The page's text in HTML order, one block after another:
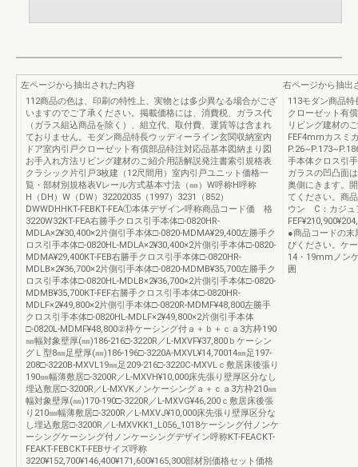
左ページから抽出された内容
112商品の色は、印刷の特性上、実物とは多少異なる場合がござ
いますのでご了承ください。掲載価格には、消費税、ガラス代
（ガラス組込商品を除く）、組立代、取付費、運賃等は含まれ
ておりません。モダン商品特長ウッディーライン玄関収納室内
ドア室内引戸クローゼット有償部品特注対応品基本図納まり図
お手入れ方法リビング建材のご紹介用語解説発注書索引規格表
クラシック片引戸3枚建（12尺間用）室内引戸ユニット価格一
覧・部材別規格表Vレール方式基本寸法（㎜）W呼称H呼称
H（DH）W（DW）32202035（1997）3231（852）
DWWDHHKT-FEBKT-FEA①本体デザイン呼称商品コード価 格
3220W32KT-FEA右勝手クロス引手本体□-0820HR-
MDLA×2¥30,400×2片側引手本体□-0820-MDMA¥29,400左勝手ク
ロス引手本体□-0820HL-MDLA×2¥30,400×2片側引手本体□-0820-
MDMA¥29,400KT-FEB右勝手クロス引手本体□-0820HR-
MDLB×2¥36,700×2片側引手本体□-0820-MDMB¥35,700左勝手ク
ロス引手本体□-0820HL-MDLB×2¥36,700×2片側引手本体□-0820-
MDMB¥35,700KT-FEF右勝手クロス引手本体□-0820HR-
MDLF×2¥49,800×2片側引手本体□-0820R-MDMF¥48,800左勝手
クロス引手本体□-0820HL-MDLF×2¥49,800×2片側引手本体
□-0820L-MDMF¥48,800②枠ケーシング付ａ＋ｂ＋ｃａ3方枠190
㎜幅対象壁厚(㎜)186-216□-3220R／L-MXVF¥37,800ｂケーシン
グＬ型8㎜足壁厚(㎜)186-196□-3220A-MXVL¥14,70014㎜足197-
208□-3220B-MXVL19㎜足209-216□-3220C-MXVLｃ敷居床後張り
190㎜幅薄敷居□-3200R／L-MXVH¥10,000床先張り壁厚区分なし
埋込敷居□-3200R／L-MXVKノンケーシングａ＋ｃａ3方枠210㎜
幅対象壁厚(㎜)170-190□-3220R／L-MXVG¥46,200ｃ敷居床後張
り210㎜幅薄敷居□-3200R／L-MXVJ¥10,000床先張り壁厚区分な
し埋込敷居□-3200R／L-MXVKK1_L056_1018ケーシング付ノンケ
ーシングケーシング付ノンケーシングデザイン呼称KT-FEACKT-
FEAKT-FEBCKT-FEBサイズ呼称
3220¥152,700¥146,400¥171,600¥165,300部材別価格セット価格
右ページから抽出
113モダン商品
クローゼット有
リビング建材の
FEF4mmカスミ
手本体クロス引
ガラスの凹凸面
奥側にきます。
てください。商
ウン C：カジュ
●商品コードの末
びください。ケ
14・19mmノン
囲